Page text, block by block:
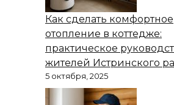
Как сделать комфортное
отопление в коттедже:
практическое
жителей Истринского
5 октября, 2025